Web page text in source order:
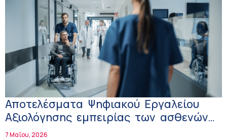
Αποτελέσματα Ψηφιακού Εργαλείου
Αξιολόγησης εμπειρίας των ασθενών
στα νοσοκομεία ΕΣΥ – Οι θέσεις της
7 Μαΐου, 2026